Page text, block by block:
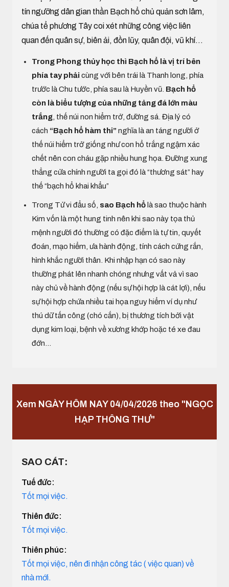
tín ngưỡng dân gian thần Bạch hổ chủ quản sơn lâm,
chúa tể phương Tây coi xét những công việc liên
quan đến quân sự, biên ải, đồn lũy, quân đội, vũ khí...
Trong Phong thủy học thì Bạch hổ là vị trí bên
phía tay phảicùng với bên trái là Thanh long, phía
trước là Chu tước, phía sau là Huyền vũ. Bạch hổ
còn là biểu tượng của những tảng đá lớn màu
trắng , thế núi non hiểm trở, đường sá. Địa lý có
cách “Bạch hổ hàm thi”nghĩa là an táng người ở
thế núi hiểm trở giống như con hổ trắng ngậm xác
chết nên con cháu gặp nhiều hung họa. Đường xung
thẳng cửa chính người ta gọi đó là “thương sát” hay
thế “bạch hổ khai khẩu”
Trong Tử vi đẩu số, sao Bạch hổ là sao thuộc hành
Kim vốn là một hung tinh nên khi sao này tọa thủ
mệnh người đó thường có đặc điểm là tự tin, quyết
đoán, mạo hiểm, ưa hành động, tính cách cứng rắn,
hình khắc người thân. Khi nhập hạn có sao này
thường phát lên nhanh chóng nhưng vất vả vì sao
này chủ về hành động (nếu sự hội hợp là cát lợi), nếu
sự hội hợp chứa nhiều tai họa nguy hiểm ví dụ như
thú dữ tấn công (chó cắn), bị thương tích bởi vật
dụng kim loại, bệnh về xương khớp hoặc té xe đau
đớn...
Xem NGÀY HÔM NAY 04/04/2026 theo "NGỌC
HẠP THÔNG THƯ"
SAO CÁT:
Tuế đức:
Tốt mọi việc.
Thiên đức:
Tốt mọi việc.
Thiên phúc:
Tốt mọi việc, nên đi nhận công tác ( việc quan) về
nhà mới.